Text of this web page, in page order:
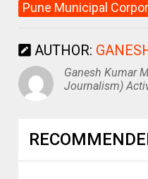
Pune Municipal
AUTHOR:
Ganesh Kumar
Journalism)